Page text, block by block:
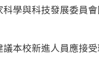
學與科技發展委員
本校新進人員應接